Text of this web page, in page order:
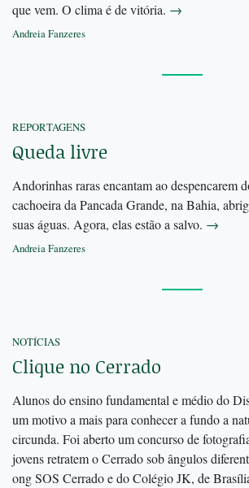
que vem. O clima é de vitória. →
Andreia Fanzeres
REPORTAGENS
Queda livre
Andorinhas raras encantam ao despencarem
cachoeira da Pancada Grande, na Bahia,
suas águas. Agora, elas estão a salvo. →
Andreia Fanzeres
NOTÍCIAS
Clique no Cerrado
Alunos do ensino fundamental e médio do
um motivo a mais para conhecer a fundo a
circunda. Foi aberto um concurso de
jovens retratem o Cerrado sob ângulos
ong SOS Cerrado e do Colégio JK, de